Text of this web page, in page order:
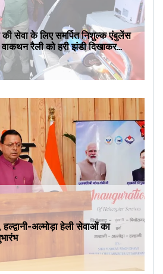
की सेवा के लिए समर्पित निशुल्क एंबुलेंस
रैली को हरी झंडी दिखाकर
हल्द्वानी-अल्मोड़ा हेली सेवाओं का